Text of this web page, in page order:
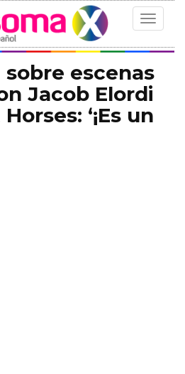
Toggle
sobre escenas
Jacob Elordi
‘¡Es un